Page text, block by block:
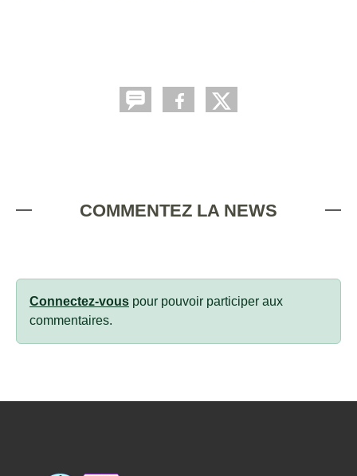
COMMENTEZ LA NEWS
Connectez-vous pour pouvoir participer aux
commentaires.